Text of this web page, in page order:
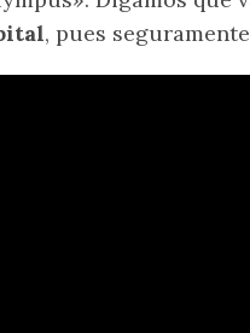
, pues